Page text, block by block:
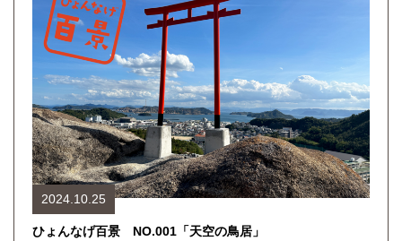
2024.10.25
ひょんなげ百景 NO.001「天空の鳥居」